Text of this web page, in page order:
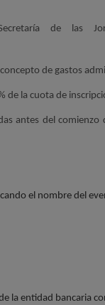
de las
de gastos
de la cuota de
antes del comienzo
el nombre del
la entidad bancaria